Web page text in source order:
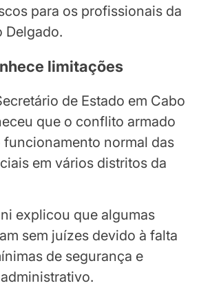
para os profissionais da
Delgado.
limitações
de Estado em Cabo
que o conflito armado
normal das
em vários distritos da
explicou que algumas
sem juízes devido à falta
de segurança e